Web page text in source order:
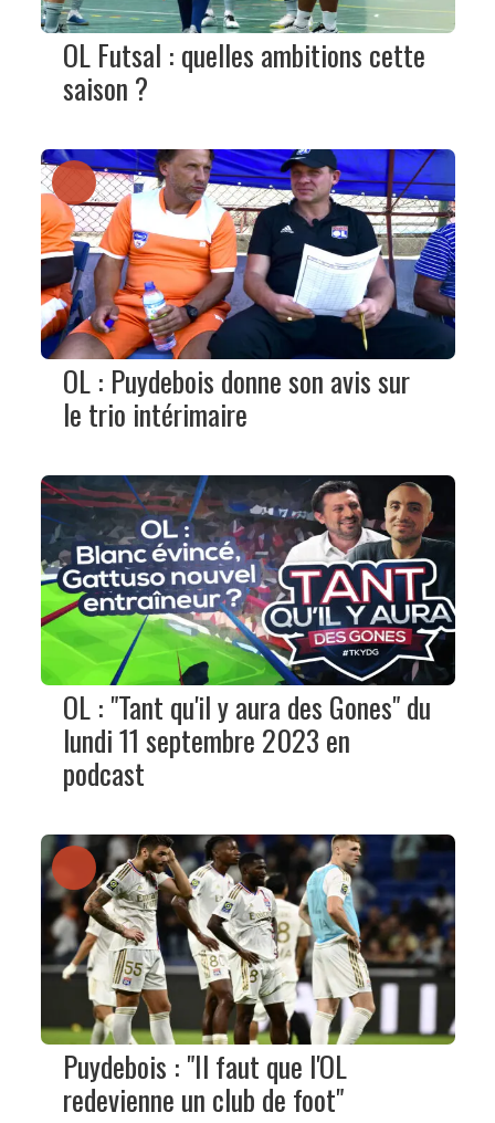
OL Futsal : quelles ambitions cette
saison ?
OL : Puydebois donne son avis sur
le trio intérimaire
OL : "Tant qu'il y aura des Gones" du
lundi 11 septembre 2023 en
podcast
Puydebois : "Il faut que l'OL
redevienne un club de foot"